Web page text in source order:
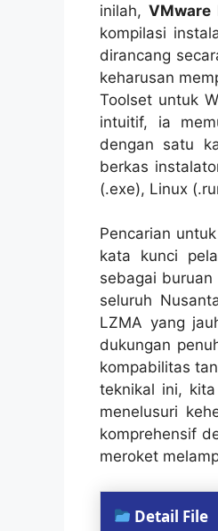
inilah, VMware
kompilasi
dirancang
keharusan
Toolset untuk
intuitif, ia
dengan satu
berkas
(.exe), Linux
Pencarian
kata kunci
sebagai buruan
seluruh
LZMA yang
dukungan
kompabilitas
teknikal ini,
menelusuri
komprehensif
meroket
Detail File